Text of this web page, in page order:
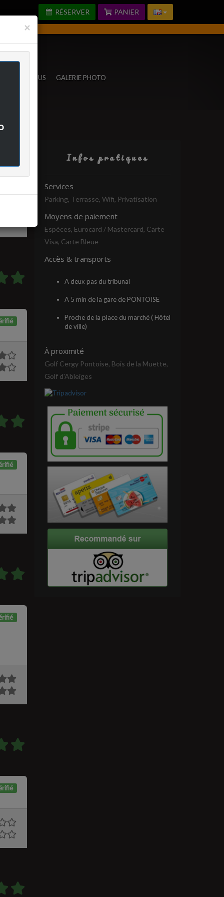
PANIER
RÉSERVER
NOUS GALERIE PHOTO
Infos pratiques
Services
Parking, Terrasse, Wifi, Privatisation
Moyens de paiement
Espèces, Eurocard / Mastercard, Carte
Visa, Carte Bleue
Accès & transports
A deux pas du tribunal
A 5 min de la gare de PONTOISE
Proche de la place du marché ( Hôtel
de ville)
À proximité
Golf Cergy Pontoise, Bois de la Muette,
Golf d'Ableiges
×Fermer